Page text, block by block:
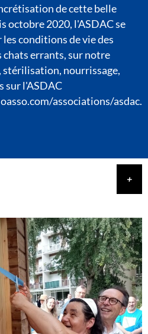
de cette belle
octobre 2020, l'ASDAC se
conditions de vie des
errants, sur notre
nourrissage,
sur l'ASDAC
associations/asdac.